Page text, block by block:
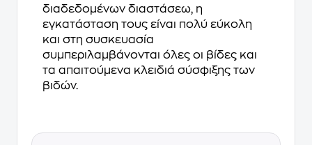
διαδεδομένων διαστάσεω, η
εγκατάσταση τους είναι πολύ εύκολη
και στη συσκευασία
συμπεριλαμβάνονται όλες οι βίδες και
τα απαιτούμενα κλειδιά σύσφιξης των
βιδών.